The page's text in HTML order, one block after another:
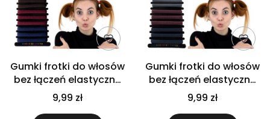
Gumki frotki do włosów
bez łączeń elastyczne
wygodne ozdobne
zestaw 18 szt
9,99 zł
Gumki frotki do włosów
bez łączeń elastyczne
wygodne ozdobne
zestaw 18 szt
9,99 zł